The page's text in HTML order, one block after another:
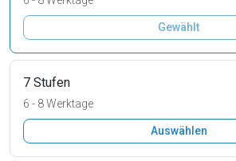
Gewählt
7 Stufen
6 - 8 Werktage
Auswählen